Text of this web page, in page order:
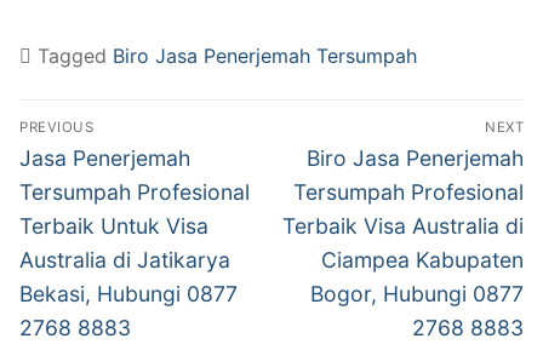
Tagged Biro Jasa Penerjemah Tersumpah
Post
navigation
PREVIOUS
Previous
post:
Jasa Penerjemah
Tersumpah Profesional
Terbaik Untuk Visa
Australia di Jatikarya
Bekasi, Hubungi 0877
2768 8883
NEXT
Next
post:
Biro Jasa Penerjemah
Tersumpah Profesional
Terbaik Visa Australia di
Ciampea Kabupaten
Bogor, Hubungi 0877
2768 8883